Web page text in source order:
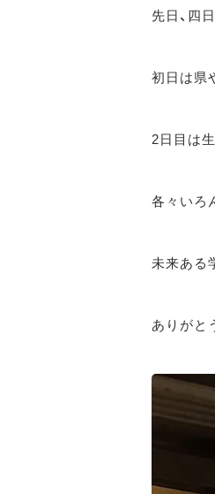
先日、四
初日は県
2日目は
各々いろ
未来ある
ありがと